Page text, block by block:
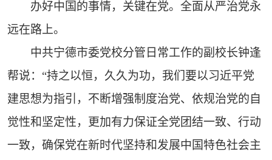
办好中国的事情，关键在党。全面从严治党永
远在路上。
中共宁德市委党校分管日常工作的副校长钟逢
帮说：“持之以恒，久久为功，我们要以习近平党
建思想为指引，不断增强制度治党、依规治党的自
觉性和坚定性，更加有力保证全党团结一致、行动
一致，确保党在新时代坚持和发展中国特色社会主